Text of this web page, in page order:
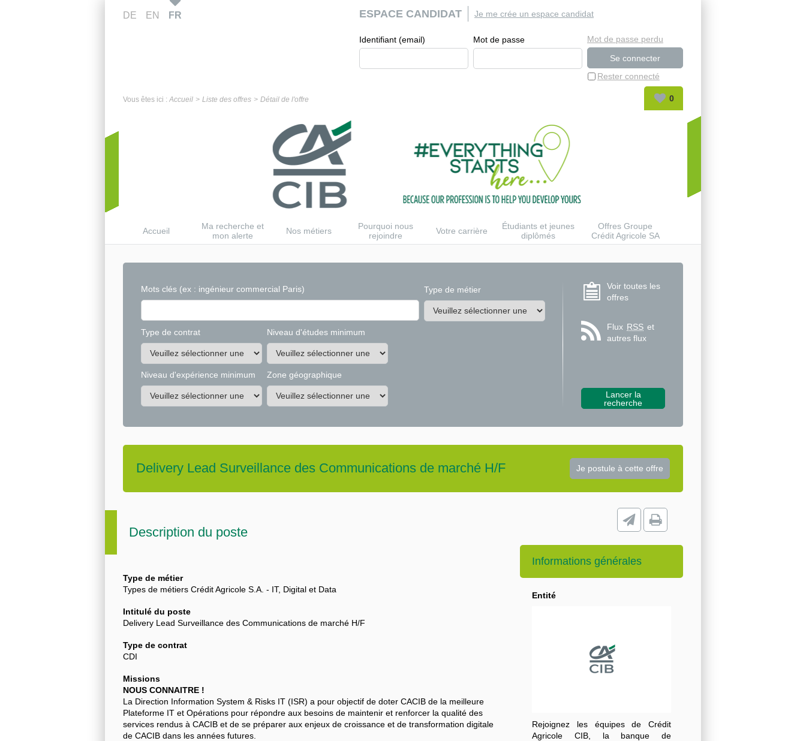
DE EN FR ESPACE CANDIDAT
Identifiant (email) Mot de passe
Rester connecté
Mot de passe perdu
Je me crée un espace candidat
Vous êtes ici : Accueil Liste des offres Détail de l'offre 0
Accueil
Ma recherche et
mon alerte
Nos métiers
Pourquoi nous
rejoindre
Votre carrière
Étudiants et jeunes
diplômés
Offres Groupe
Crédit Agricole SA
Mots clés (ex : ingénieur commercial Paris) Type de métier
Type de contrat Niveau d'études minimum
Niveau d'expérience minimum Zone géographique
Voir toutes les
offres
Flux RSS et
autres flux
Delivery Lead Surveillance des Communications de marché H/F
Description du poste
Type de métier
Types de métiers Crédit Agricole S.A. - IT, Digital et Data
Intitulé du poste
Delivery Lead Surveillance des Communications de marché H/F
Type de contrat
CDI
Missions
NOUS CONNAITRE !
La Direction Information System & Risks IT (ISR) a pour objectif de doter CACIB de la meilleure
Plateforme IT et Opérations pour répondre aux besoins de maintenir et renforcer la qualité des
services rendus à CACIB et de se préparer aux enjeux de croissance et de transformation digitale
de CACIB dans les années futures.
Informations générales
Entité
Rejoignez les équipes de Crédit
Agricole CIB, la banque de